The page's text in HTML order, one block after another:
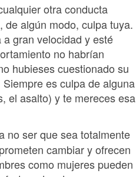
otra conducta
algún modo, culpa tuya.
gran velocidad y esté
no habrían
hubieses cuestionado su
es culpa de alguna
el asalto) y te mereces esa
no ser que sea totalmente
cambiar y ofrecen
como mujeres pueden